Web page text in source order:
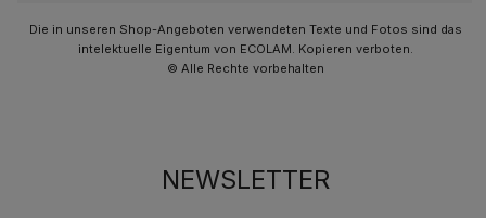
Die in unseren Shop-Angeboten verwendeten Texte und Fotos sind das
intelektuelle Eigentum von ECOLAM. Kopieren verboten.
© Alle Rechte vorbehalten
NEWSLETTER